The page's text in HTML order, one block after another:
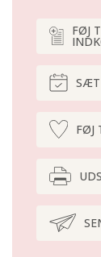
FØJ
SÆT
FØJ